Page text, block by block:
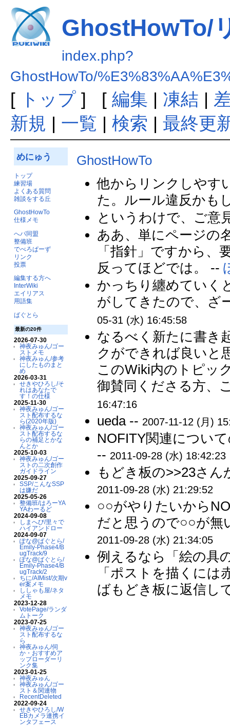
GhostHowTo/
index.php?
GhostHowTo/
[ トップ] [ 編集 | 凍結 |
新規 | 一覧 | 検索 | 最終更
めにゅう
トップ
練習場
よくある質問
雑談をする丘
GhostHowTo
仕様メモ
へパ同盟
整備班
でべろぱーず
リンク
投票
編集する方へ
InterWiki
エイリアス
用語集
ばぐとら
最新の20件
2026-07-30
神夜みゅん/ゴー
ストメモ
神夜みゅん/参考
にしたものまと
め
2026-03-31
せきやひろし/そ
れはあなたで
す！の仕様
2025-11-30
神夜みゅん/ゴー
スト配布するな
ら(2020年版)
神夜みゅん/ゴー
スト配布するな
らの補足とかな
んとか
2025-10-03
神夜みゅん/ゴー
ストの二次創作
ガイドライン
2025-09-27
SSP/こんなSSP
は嫌だ
2025-05-26
整備班/はろーYA
YAわーるど
2024-09-08
しまへび/里々で
ハイアンドロー
2024-09-07
ぽな@ばぐとら/
Emily-Phase4/B
ugTrack/9
ぽな@ばぐとら/
Emily-Phase4/B
ugTrack/2
ちに/AIMist/次期v
er案メモ
ししゃも屋/ネタ
メモ
2023-12-28
VotePage/ランダ
ムトーク
2023-07-25
神夜みゅん/ゴー
スト配布するな
ら
神夜みゅん/伺
か・おすすめア
ップローダーリ
ンク集
2023-01-25
神夜みゅん
神夜みゅん/ゴー
スト＆関連物
RecentDeleted
2022-09-24
せきやひろし/W
EBカメラ連携イ
ンタフェース
GhostHowTo
他からリンクしやす
た。ルール違反か
というわけで、ご意
ああ、単にページの
「指針」ですから
反ってほどでは。 --
かっちり纏めていく
がしてきたので、ざ
05-31 (水) 16:45:58
なるべく新たに書き
クができれば良いと
このWiki内のトピッ
御賛同くださる方、
16:47:16
ueda -- 2007-11-12 (月)
NOFITY関連につい
-- 2011-09-28 (水) 18:42:23
もどき板の>>23さ
2011-09-28 (水) 21:29:52
○○がやりたいから
だと思うので○○が
2011-09-28 (水) 21:34:05
例えるなら「絵の具
「ポストを描くに
ばもどき板に返信し